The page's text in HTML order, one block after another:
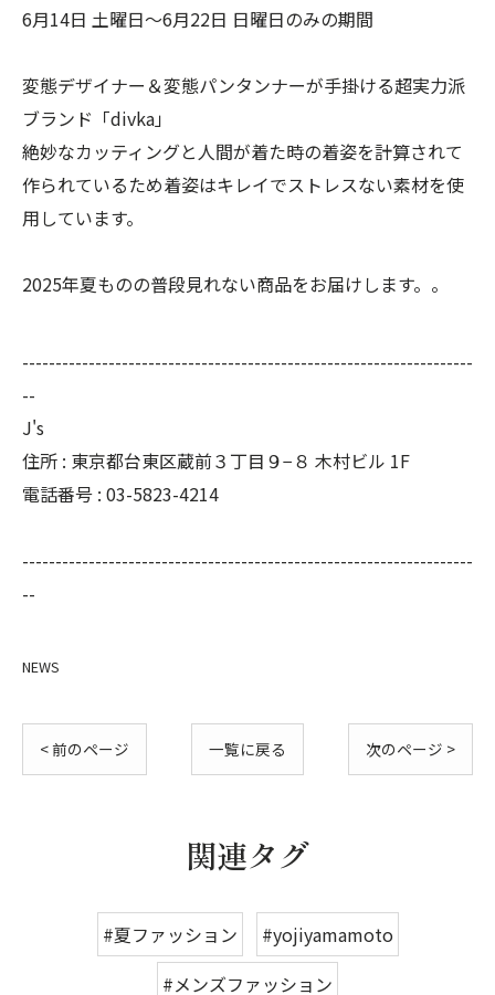
6月14日 土曜日〜6月22日 日曜日のみの期間
変態デザイナー＆変態パンタンナーが手掛ける超実力派
ブランド「divka」
絶妙なカッティングと人間が着た時の着姿を計算されて
作られているため着姿はキレイでストレスない素材を使
用しています。
2025年夏ものの普段見れない商品をお届けします。。
--------------------------------------------------------------------
--
J's
住所 : 東京都台東区蔵前３丁目９−８ 木村ビル 1F
電話番号 : 03-5823-4214
--------------------------------------------------------------------
--
NEWS
< 前のページ 一覧に戻る 次のページ >
関連タグ
#夏ファッション
#yojiyamamoto
#メンズファッション